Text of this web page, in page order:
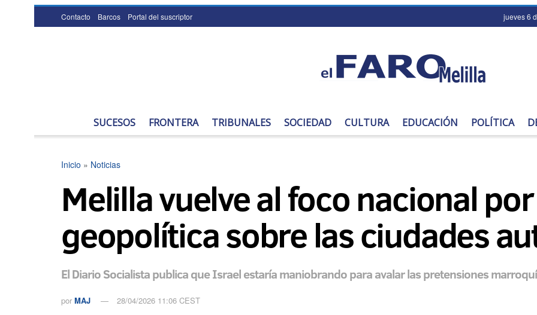
Contacto Barcos Portal del suscriptor jueves 6
SUCESOS FRONTERA TRIBUNALES SOCIEDAD CULTURA EDUCACIÓN POLÍTICA
Inicio » Noticias
Melilla vuelve al foco nacional
geopolítica sobre las ciudades
El Diario Socialista publica que Israel estaría maniobrando para avalar las pretensiones
por MAJ 28/04/2026 11:06 CEST